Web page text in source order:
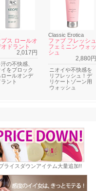
ス ロールオ
ドラント
2,017円
の不快感、
イをブロック
ロールオンデ
ント
Classic Erotica
ファブ フレッシュ
フェミニン ウォッ
シュ
2,880円
ニオイや不快感を
リフレッシュ！デ
リケートゾーン用
ウォッシュ
ライスダウンアイテム大量追加!!